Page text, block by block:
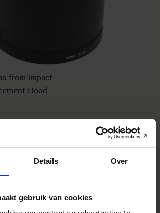
Details Over
gebruik van cookies
with the 300-800mm F5.6 EX
from entering the lens
from impact
Hood